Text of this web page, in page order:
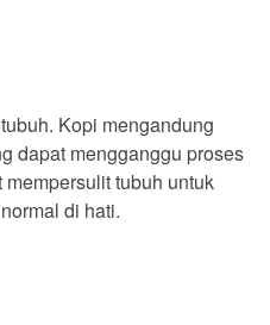
Kopi mengandung
dapat mengganggu proses
tubuh untuk
di hati.